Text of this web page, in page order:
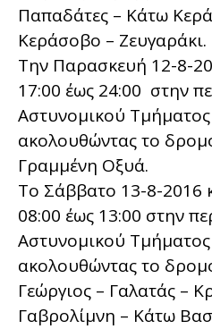
Παπαδάτες – Κάτω
Κεράσοβο – Ζευγαράκι.
Την Παρασκευή 12-8-
17:00 έως 24:00 στην
Αστυνομικού
ακολουθώντας το
Γραμμένη Οξυά.
Το Σάββατο 13-8-2016
08:00 έως 13:00 στην
Αστυνομικού
ακολουθώντας το
Γεώργιος – Γαλατάς –
Γαβρολίμνη – Κάτω